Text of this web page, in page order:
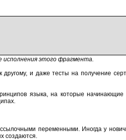
исполнения этого фрагмента.
и даже тесты на получение
языка, на которые
переменными. Иногда у
создаются.